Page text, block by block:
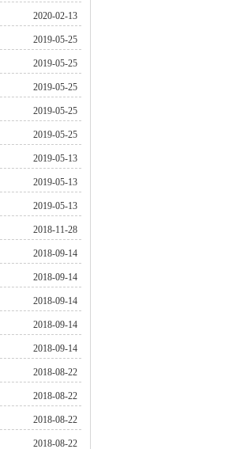
2020-02-13
2019-05-25
2019-05-25
2019-05-25
2019-05-25
2019-05-25
2019-05-13
2019-05-13
2019-05-13
2018-11-28
2018-09-14
2018-09-14
2018-09-14
2018-09-14
2018-09-14
2018-08-22
2018-08-22
2018-08-22
2018-08-22